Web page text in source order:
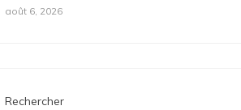
août 6, 2026
Rechercher